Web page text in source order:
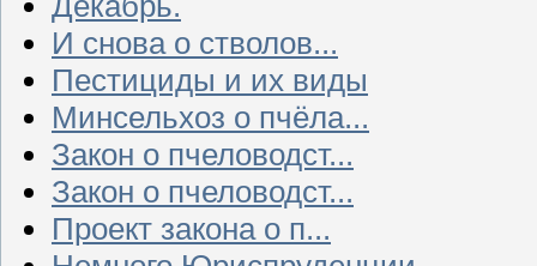
И снова о стволов...
Пестициды и их виды
Минсельхоз о пчёла...
Закон о пчеловодст...
Закон о пчеловодст...
Проект закона о п...